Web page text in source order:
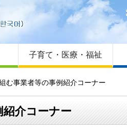
はじめての方へ
Foreign language
サイトマップ
子育て・医療・福祉
む事業者等の事例紹介コーナー
介コーナー